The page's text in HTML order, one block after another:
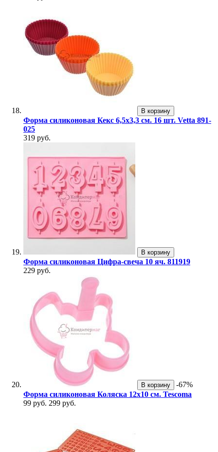
В корзину
Форма силиконовая Кекс 6,5х3,3 см. 16 шт. Vetta 891-
025
319 руб.
В корзину
Форма силиконовая Цифра-свеча 10 яч. 811919
229 руб.
В корзину
-67%
Форма силиконовая Коляска 12х10 см. Tescoma
99 руб. 299 руб.